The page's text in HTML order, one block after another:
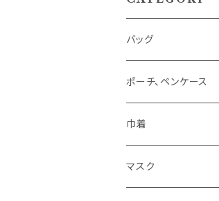
バッグ
ポーチ、ペンケース
巾着
マスク